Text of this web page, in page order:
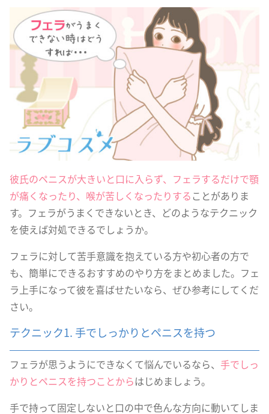
彼氏のペニスが大きいと口に入らず、フェラするだけで顎
が痛くなったり、喉が苦しくなったりすることがありま
す。フェラがうまくできないとき、どのようなテクニック
を使えば対処できるでしょうか。
フェラに対して苦手意識を抱えている方や初心者の方で
も、簡単にできるおすすめのやり方をまとめました。フェ
ラ上手になって彼を喜ばせたいなら、ぜひ参考にしてくだ
さい。
テクニック1. 手でしっかりとペニスを持つ
フェラが思うようにできなくて悩んでいるなら、 手でしっ
かりとペニスを持つことからはじめましょう。
手で持って固定しないと口の中で色んな方向に動いてしま